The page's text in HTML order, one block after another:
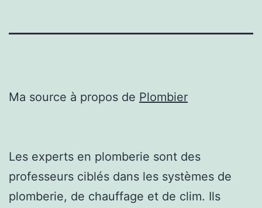
Ma source à propos de Plombier
Les experts en plomberie sont des
professeurs ciblés dans les systèmes de
plomberie, de chauffage et de clim. Ils